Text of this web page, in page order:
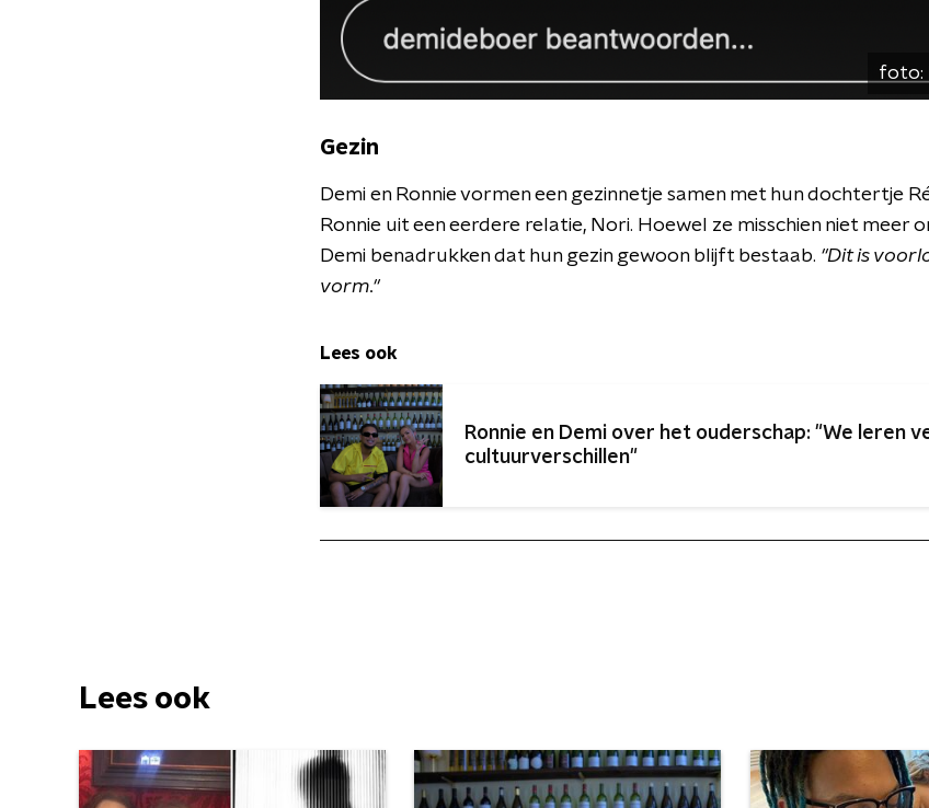
foto:
Gezin
Demi en Ronnie vormen een gezinnetje samen met hun dochtertje
Ronnie uit een eerdere relatie, Nori. Hoewel ze misschien niet meer
Demi benadrukken dat hun gezin gewoon blijft bestaab. "Dit is
vorm."
Lees ook
Ronnie en Demi over het ouderschap: "We leren
cultuurverschillen"
Lees ook